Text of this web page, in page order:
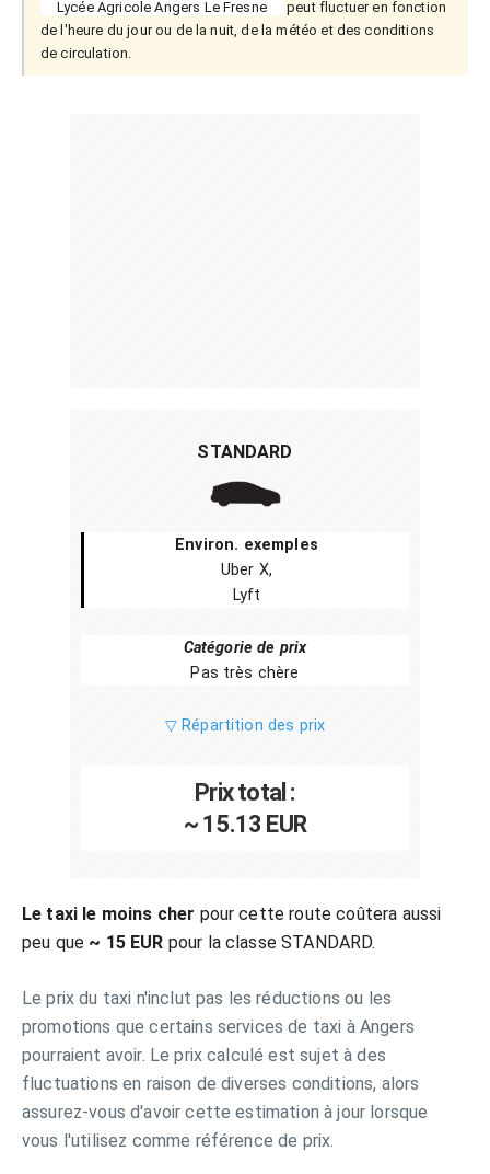
Lycée Agricole Angers Le Fresne
peut fluctuer en fonction
de l'heure du jour ou de la nuit, de la météo et des conditions
de circulation.
STANDARD
Environ. exemples
Uber X,
Lyft
Catégorie de prix
Pas très chère
▽ Répartition des prix
Prix total :
~ 15.13 EUR
Le taxi le moins cher pour cette route coûtera aussi
peu que ~ 15 EUR pour la classe STANDARD.
Le prix du taxi n'inclut pas les réductions ou les
promotions que certains services de taxi à Angers
pourraient avoir. Le prix calculé est sujet à des
fluctuations en raison de diverses conditions, alors
assurez-vous d'avoir cette estimation à jour lorsque
vous l'utilisez comme référence de prix.